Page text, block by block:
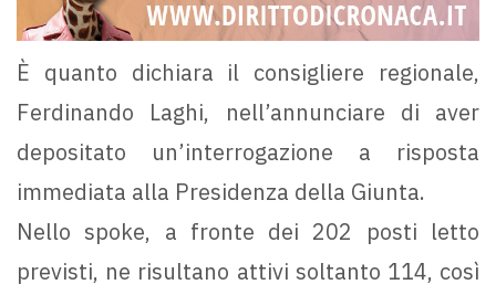
È quanto dichiara il consigliere regionale,
Ferdinando Laghi, nell’annunciare di aver
depositato un’interrogazione a risposta
immediata alla Presidenza della Giunta.
Nello spoke, a fronte dei 202 posti letto
previsti, ne risultano attivi soltanto 114, così